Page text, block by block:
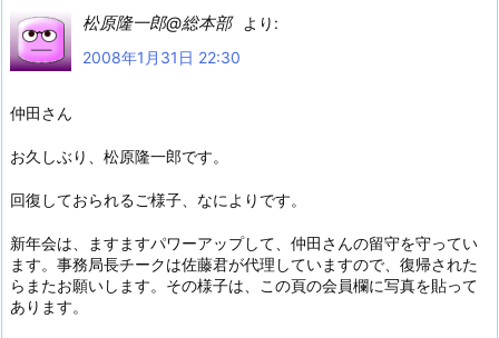
松原隆一郎@総本部
より:
2008年1月31日 22:30
仲田さん
お久しぶり、松原隆一郎です。
回復しておられるご様子、なによりです。
新年会は、ますますパワーアップして、仲田さんの留守を守ってい
ます。事務局長チークは佐藤君が代理していますので、復帰された
らまたお願いします。その様子は、この頁の会員欄に写真を貼って
あります。